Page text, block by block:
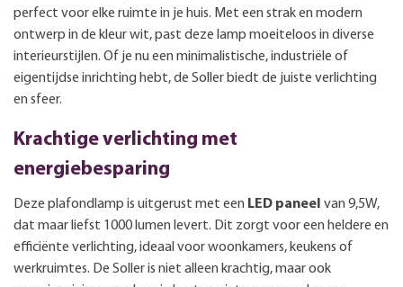
perfect voor elke ruimte in je huis. Met een strak en modern
ontwerp in de kleur wit, past deze lamp moeiteloos in diverse
interieurstijlen. Of je nu een minimalistische, industriële of
eigentijdse inrichting hebt, de Soller biedt de juiste verlichting
en sfeer.
Krachtige verlichting met
energiebesparing
Deze plafondlamp is uitgerust met een LED paneel van 9,5W,
dat maar liefst 1000 lumen levert. Dit zorgt voor een heldere en
efficiënte verlichting, ideaal voor woonkamers, keukens of
werkruimtes. De Soller is niet alleen krachtig, maar ook